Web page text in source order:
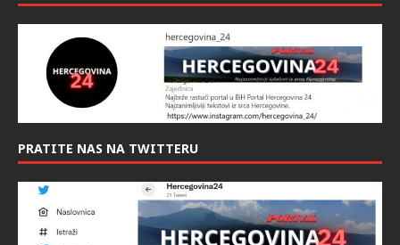
PRATITE NAS NA TWITTERU